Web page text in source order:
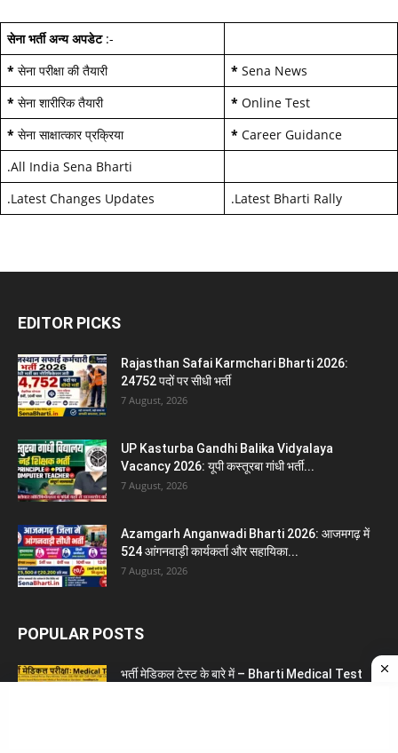
सेना भर्ती अन्य अपडेट:-
* सेना परीक्षा की तैयारी * Sena News
* सेना शारीरिक तैयारी * Online Test
* सेना साक्षात्कार प्रक्रिया * Career Guidance
.All India Sena Bharti
.Latest Changes Updates .Latest Bharti Rally
EDITOR PICKS
Rajasthan Safai Karmchari Bharti 2026:
24752 पदों पर सीधी भर्ती
7 August, 2026
UP Kasturba Gandhi Balika Vidyalaya
Vacancy 2026: यूपी कस्तूरबा गांधी भर्ती...
7 August, 2026
Azamgarh Anganwadi Bharti 2026: आजमगढ़ में
524 आंगनवाड़ी कार्यकर्ता और सहायिका...
7 August, 2026
POPULAR POSTS
भर्ती मेडिकल टेस्ट के बारे में – Bharti Medical Test